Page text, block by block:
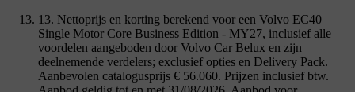
13. Nettoprijs en korting berekend voor een Volvo EC40
Single Motor Core Business Edition - MY27, inclusief alle
voordelen aangeboden door Volvo Car Belux en zijn
deelnemende verdelers; exclusief opties en Delivery Pack.
Aanbevolen catalogusprijs € 56.060. Prijzen inclusief btw.